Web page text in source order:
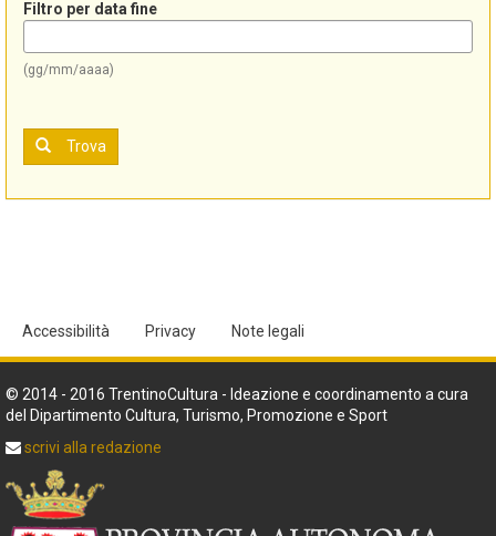
Filtro per data fine
(gg/mm/aaaa)
Trova
Accessibilità Privacy Note legali
© 2014 - 2016 TrentinoCultura - Ideazione e coordinamento a cura
del Dipartimento Cultura, Turismo, Promozione e Sport
scrivi alla redazione